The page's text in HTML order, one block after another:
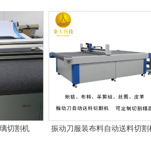
割机 振动刀服装布料自动送料切割机